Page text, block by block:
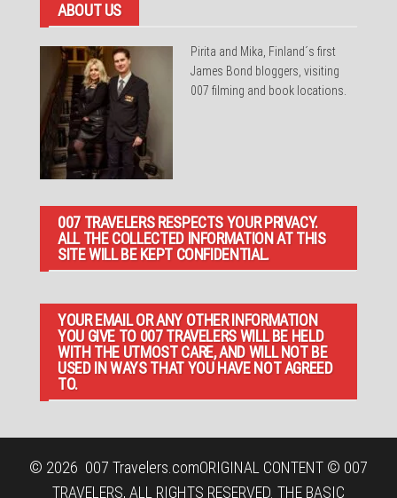
ABOUT US
Pirita and Mika, Finland´s first
James Bond bloggers, visiting
007 filming and book locations.
007 TRAVELERS RESPECTS YOUR PRIVACY.
ALL THE COLLECTED INFORMATION AT THIS
SITE WILL BE KEPT CONFIDENTIAL.
YOUR EMAIL OR ANY OTHER INFORMATION
YOU GIVE TO 007 TRAVELERS WILL BE HELD
WITH THE UTMOST CARE, AND WILL NOT BE
USED IN WAYS THAT YOU HAVE NOT AGREED
TO.
© 2026 007 Travelers.comORIGINAL CONTENT © 007
TRAVELERS, ALL RIGHTS RESERVED. THE BASIC